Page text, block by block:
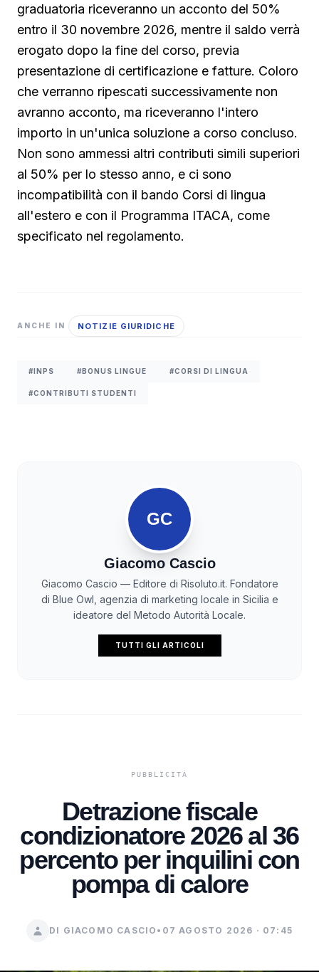
graduatoria riceveranno un acconto del 50%
entro il 30 novembre 2026, mentre il saldo verrà
erogato dopo la fine del corso, previa
presentazione di certificazione e fatture. Coloro
che verranno ripescati successivamente non
avranno acconto, ma riceveranno l'intero
importo in un'unica soluzione a corso concluso.
Non sono ammessi altri contributi simili superiori
al 50% per lo stesso anno, e ci sono
incompatibilità con il bando Corsi di lingua
all'estero e con il Programma ITACA, come
specificato nel regolamento.
ANCHE IN NOTIZIE GIURIDICHE
#INPS #BONUS LINGUE #CORSI DI LINGUA
#CONTRIBUTI STUDENTI
GC
Giacomo Cascio
Giacomo Cascio — Editore di Risoluto.it. Fondatore
di Blue Owl, agenzia di marketing locale in Sicilia e
ideatore del Metodo Autorità Locale.
TUTTI GLI ARTICOLI
Detrazione fiscale
condizionatore 2026 al 36
percento per inquilini con
pompa di calore
DI GIACOMO CASCIO • 07 AGOSTO 2026 · 07:45